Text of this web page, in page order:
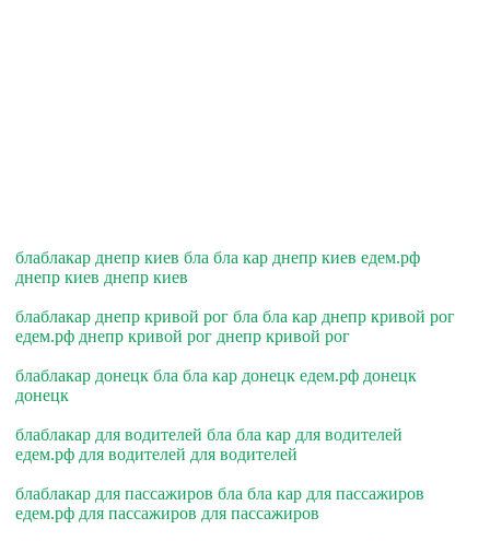
блаблакар днепр киев бла бла кар днепр киев едем.рф
днепр киев днепр киев
блаблакар днепр кривой рог бла бла кар днепр кривой рог
едем.рф днепр кривой рог днепр кривой рог
блаблакар донецк бла бла кар донецк едем.рф донецк
донецк
блаблакар для водителей бла бла кар для водителей
едем.рф для водителей для водителей
блаблакар для пассажиров бла бла кар для пассажиров
едем.рф для пассажиров для пассажиров